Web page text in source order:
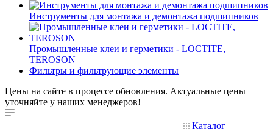
Инструменты для монтажа и демонтажа подшипников
Промышленные клеи и герметики - LOCTITE,
TEROSON
Фильтры и фильтрующие элементы
Цены на сайте в процессе обновления. Актуальные цены
уточняйте у наших менеджеров!
Каталог